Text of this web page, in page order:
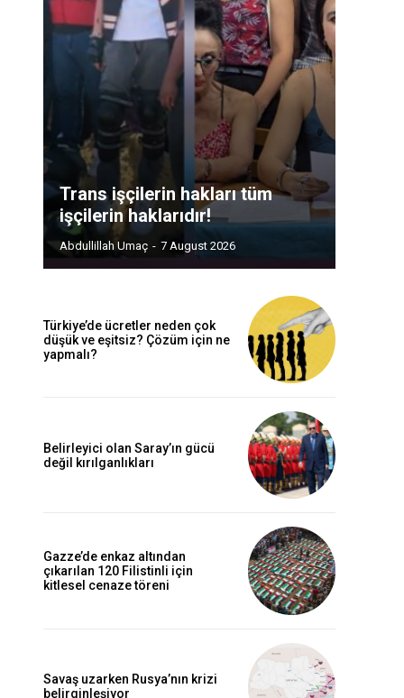
Trans işçilerin hakları tüm
işçilerin haklarıdır!
Abdullillah Umaç - 7 August 2026
Türkiye’de ücretler neden çok
düşük ve eşitsiz? Çözüm için ne
yapmalı?
Belirleyici olan Saray’ın gücü
değil kırılganlıkları
Gazze’de enkaz altından
çıkarılan 120 Filistinli için
kitlesel cenaze töreni
Savaş uzarken Rusya’nın krizi
belirginleşiyor